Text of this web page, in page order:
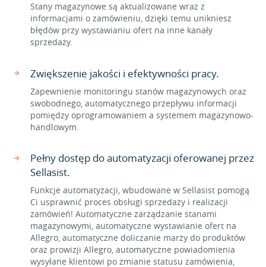
Stany magazynowe są aktualizowane wraz z
informacjami o zamówieniu, dzięki temu unikniesz
błędów przy wystawianiu ofert na inne kanały
sprzedaży.
Zwiększenie jakości i efektywności pracy.
Zapewnienie monitoringu stanów magazynowych oraz
swobodnego, automatycznego przepływu informacji
pomiędzy oprogramowaniem a systemem magazynowo-
handlowym.
Pełny dostęp do automatyzacji oferowanej przez
Sellasist.
Funkcje automatyzacji, wbudowane w Sellasist pomogą
Ci usprawnić proces obsługi sprzedaży i realizacji
zamówień! Automatyczne zarządzanie stanami
magazynowymi, automatyczne wystawianie ofert na
Allegro, automatyczne doliczanie marży do produktów
oraz prowizji Allegro, automatyczne powiadomienia
wysyłane klientowi po zmianie statusu zamówienia,